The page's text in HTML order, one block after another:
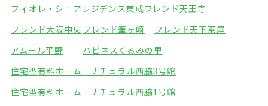
フィオレ・シニアレジデンス東成フレンド天王寺
フレンド大阪中央 フレンド筆ヶ崎
フレンド天下茶屋
アムール平野
ハピネスくるみの里
住宅型有料ホーム ナチュラル西脇3号館
住宅型有料ホーム ナチュラル西脇1号館